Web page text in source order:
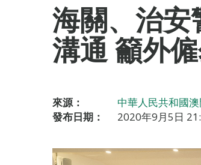
海關、治
溝通 籲外
來源：
中華人民共和國澳
發布日期：
2020年9月5日